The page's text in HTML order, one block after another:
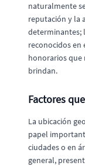
naturalmente
reputación y la
determinantes;
reconocidos en
honorarios que
brindan.
Factores
La ubicación
papel
ciudades o en
general,